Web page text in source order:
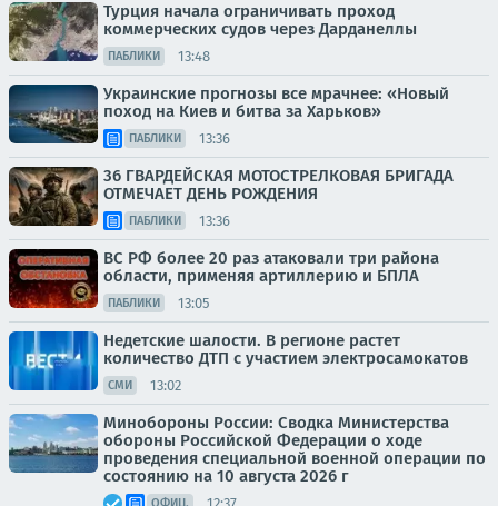
Турция начала ограничивать проход
коммерческих судов через Дарданеллы
ПАБЛИКИ 13:48
Украинские прогнозы все мрачнее: «Новый
поход на Киев и битва за Харьков»
ПАБЛИКИ 13:36
36 ГВАРДЕЙСКАЯ МОТОСТРЕЛКОВАЯ БРИГАДА
ОТМЕЧАЕТ ДЕНЬ РОЖДЕНИЯ
ПАБЛИКИ 13:36
ВС РФ более 20 раз атаковали три района
области, применяя артиллерию и БПЛА
ПАБЛИКИ 13:05
Недетские шалости. В регионе растет
количество ДТП с участием электросамокатов
СМИ 13:02
Минобороны России: Сводка Министерства
обороны Российской Федерации о ходе
проведения специальной военной операции по
состоянию на 10 августа 2026 г
12:37